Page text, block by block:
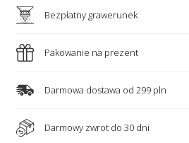
Bezpłatny grawerunek
Pakowanie na prezent
Darmowa dostawa od 299 pln
Darmowy zwrot do 30 dni